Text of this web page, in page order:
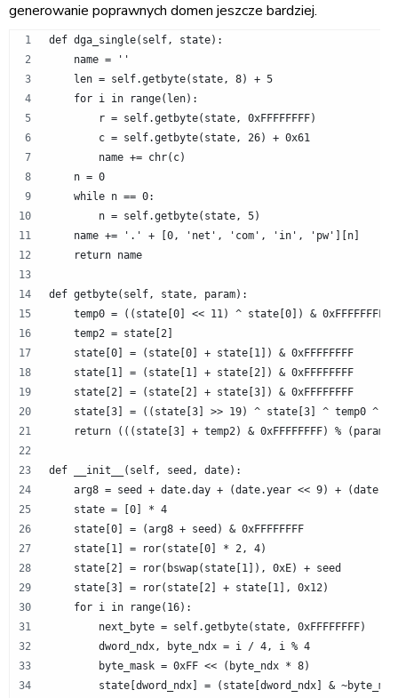
generowanie poprawnych domen jeszcze bardziej.
def dga_single(self, state):
    name = ''
    len = self.getbyte(state, 8) + 5
    for i in range(len):
        r = self.getbyte(state, 0xFFFFFFFF)
        c = self.getbyte(state, 26) + 0x61
        name += chr(c)
    n = 0
    while n == 0:
        n = self.getbyte(state, 5)
    name += '.' + [0, 'net', 'com', 'in', 'pw'][n]
    return name
def getbyte(self, state, param):
    temp0 = ((state[0] << 11) ^ state[0]) & 0xFFFFFFFF
    temp2 = state[2]
    state[0] = (state[0] + state[1]) & 0xFFFFFFFF
    state[1] = (state[1] + state[2]) & 0xFFFFFFFF
    state[2] = (state[2] + state[3]) & 0xFFFFFFFF
state[3] = ((state[3] >> 19) ^ state[3] ^ temp0 ^
return (((state[3] + temp2) & 0xFFFFFFFF) % (param
def __init__(self, seed, date):
arg8 = seed + date.day + (date.year << 9) +
    state = [0] * 4
    state[0] = (arg8 + seed) & 0xFFFFFFFF
    state[1] = ror(state[0] * 2, 4)
    state[2] = ror(bswap(state[1]), 0xE) + seed
    state[3] = ror(state[2] + state[1], 0x12)
    for i in range(16):
        next_byte = self.getbyte(state, 0xFFFFFFFF)
        dword_ndx, byte_ndx = i / 4, i % 4
        byte_mask = 0xFF << (byte_ndx * 8)
state[dword_ndx] = (state[dword_ndx] &